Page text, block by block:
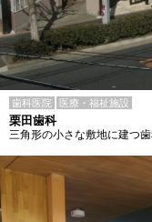
歯科医院 医療・福祉施設
栗田歯科
三角形の小さな敷地に建つ